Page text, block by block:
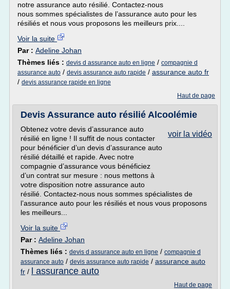
notre assurance auto résilié. Contactez-nous
nous sommes spécialistes de l’assurance auto pour les
résiliés et nous vous proposons les meilleurs prix....
Voir la suite
Par : Adeline Johan
Thèmes liés : devis d assurance auto en ligne / compagnie d
assurance auto / devis assurance auto rapide / assurance auto fr
/ devis assurance rapide en ligne
Haut de page
Devis Assurance auto résilié Alcoolémie
voir la vidéo
Obtenez votre devis d’assurance auto
résilié en ligne ! Il suffit de nous contacter
pour bénéficier d’un devis d’assurance auto
résilié détaillé et rapide. Avec notre
compagnie d’assurance vous bénéficiez
d’un contrat sur mesure : nous mettons à
votre disposition notre assurance auto
résilié. Contactez-nous nous sommes spécialistes de
l’assurance auto pour les résiliés et nous vous proposons
les meilleurs...
Voir la suite
Par : Adeline Johan
Thèmes liés : devis d assurance auto en ligne / compagnie d
assurance auto / devis assurance auto rapide / assurance auto
fr / l assurance auto
Haut de page